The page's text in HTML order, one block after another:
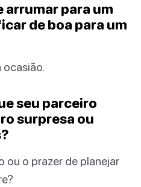
arrumar para um
de boa para um
ocasião.
seu parceiro
surpresa ou
ou o prazer de planejar